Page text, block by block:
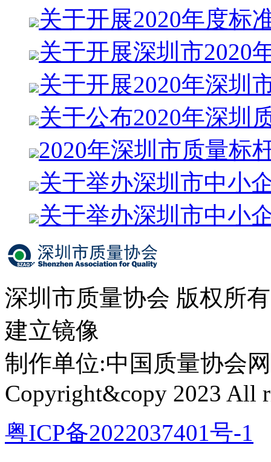
关于开展2020年度标
关于开展深圳市2020
关于开展2020年深圳
关于公布2020年深圳
2020年深圳市质量标
关于举办深圳市中小
关于举办深圳市中小
深圳市质量协会 版权所
建立镜像
制作单位:中国质量协会
Copyright&copy 2023 All
粤ICP备2022037401号-1